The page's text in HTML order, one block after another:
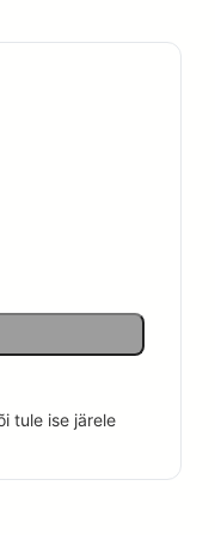
tule ise järele